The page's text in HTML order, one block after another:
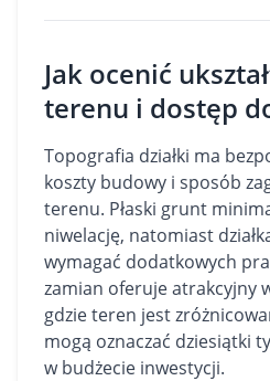
Jak ocenić
terenu i dostęp
Topografia działki ma
koszty budowy i sposób
terenu. Płaski grunt
niwelację, natomiast
wymagać dodatkowych
zamian oferuje atrakcyjny
gdzie teren jest
mogą oznaczać dziesiątki
w budżecie inwestycji.